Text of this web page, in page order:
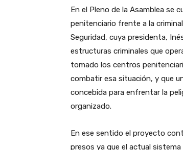
En el Pleno de la Asamblea se
penitenciario frente a la
Seguridad, cuya presidenta,
estructuras criminales que
tomado los centros
combatir esa situación, y que
concebida para enfrentar la
organizado.
En ese sentido el proyecto
presos ya que el actual